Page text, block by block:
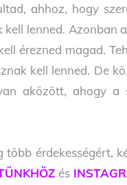
ahhoz, hogy
lenned. Azonban
érezned magad.
kell lenned. De
aközött, ahogy a
érdekességért,
és